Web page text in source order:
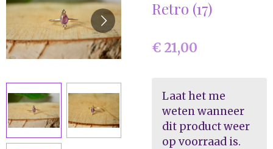
Retro (17)
€ 21,00
Laat het me
weten wanneer
dit product weer
op voorraad is.